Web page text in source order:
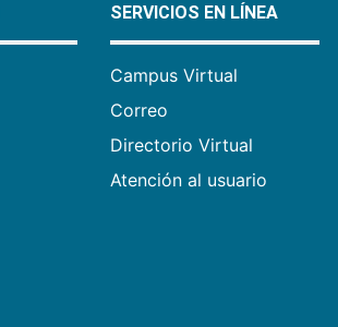
SERVICIOS EN LÍNEA
Campus Virtual
Correo
Directorio Virtual
Atención al usuario